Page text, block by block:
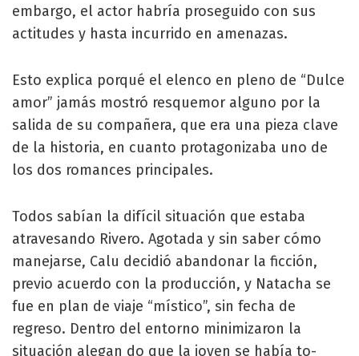
embargo, el actor habría proseguido con sus
actitudes y hasta incurri­do en amenazas.
Esto expli­ca porqué el elenco en pleno de “Dulce
amor” jamás mos­tró resquemor alguno por la
salida de su compañera, que era una pieza clave
de la his­toria, en cuanto protagoniza­ba uno de
los dos romances principales.
Todos sabían la difícil situación que estaba
atravesando Rivero. Agotada y sin saber cómo
manejarse, Calu decidió abandonar la ficción,
previo acuerdo con la producción, y Natacha se
fue en plan de viaje “místico”, sin fecha de
regreso. Dentro del entorno mini­mizaron la
situación alegan­ do que la joven se había to­